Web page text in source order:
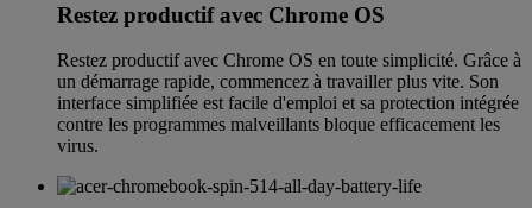
Restez productif avec Chrome OS
Restez productif avec Chrome OS en toute simplicité. Grâce à
un démarrage rapide, commencez à travailler plus vite. Son
interface simplifiée est facile d'emploi et sa protection intégrée
contre les programmes malveillants bloque efficacement les
virus.